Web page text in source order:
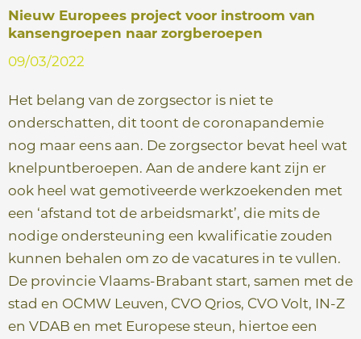
e
Nieuw Europees project voor instroom van
kansengroepen naar zorgberoepen
09/03/2022
Het belang van de zorgsector is niet te
onderschatten, dit toont de coronapandemie
nog maar eens aan. De zorgsector bevat heel wat
knelpuntberoepen. Aan de andere kant zijn er
ook heel wat gemotiveerde werkzoekenden met
een ‘afstand tot de arbeidsmarkt’, die mits de
nodige ondersteuning een kwalificatie zouden
kunnen behalen om zo de vacatures in te vullen.
De provincie Vlaams-Brabant start, samen met de
stad en OCMW Leuven, CVO Qrios, CVO Volt, IN-Z
en VDAB en met Europese steun, hiertoe een